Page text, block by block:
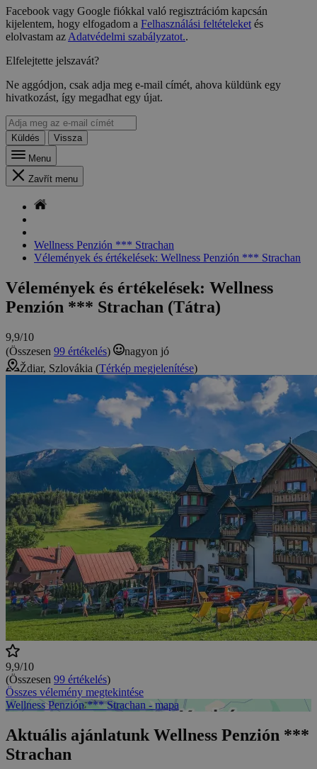
Facebook vagy Google fiókkal való regisztrációm kapcsán
kijelentem, hogy elfogadom a Felhasználási feltételeketés
elolvastam azAdatvédelmi szabályzatot..
Elfelejtette jelszavát?
Ne aggódjon, csak adja meg e-mail címét, ahova küldünk egy
hivatkozást, így megadhat egy újat.
Küldés
Vissza
Menu
Zavřít menu
Wellness Penzión *** Strachan
Vélemények és értékelések: Wellness Penzión *** Strachan
Vélemények és értékelések: Wellness
Penzión *** Strachan (Tátra)
9,9/10
(Összesen 99 értékelés)
nagyon jó
Ždiar, Szlovákia (Térkép megjelenítése)
9,9/10
(Összesen 99 értékelés)
Összes vélemény megtekintése
Wellness Penzión *** Strachan - mapa
Aktuális ajánlatunk Wellness Penzión ***
Strachan